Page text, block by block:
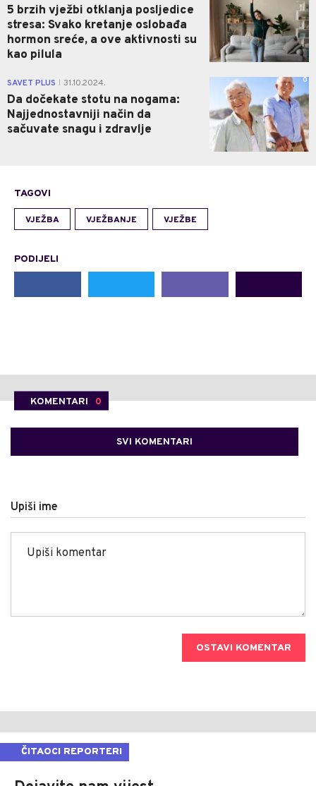
5 brzih vježbi otklanja posljedice
stresa: Svako kretanje oslobađa
hormon sreće, a ove aktivnosti su
kao pilula
SAVET PLUS 31.10.2024.
Da dočekate stotu na nogama:
Najjednostavniji način da
sačuvate snagu i zdravlje
0
TAGOVI
VJEŽBA VJEŽBANJE VJEŽBE
PODIJELI
KOMENTARI 0
SVI KOMENTARI
Upiši ime
OSTAVI KOMENTAR
ČITAOCI REPORTERI